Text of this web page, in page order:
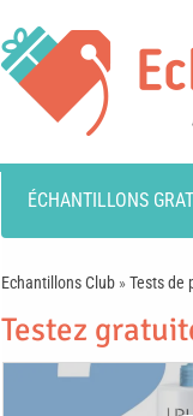
ÉCHANTILLONS
Echantillons Club »Tests de
Testez